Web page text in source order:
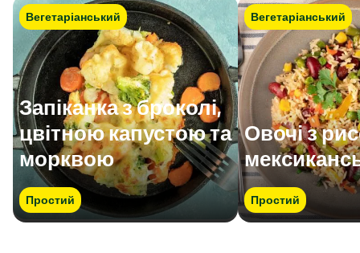
Вегетаріанський
Запіканка з броколі,
цвітною капустою та
морквою
Простий
Вегетаріанський
Овочі з
Простий